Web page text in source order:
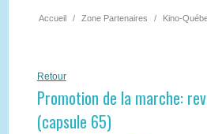
Accueil / Zone Partenaires / Kino-
Retour
Promotion de la marche:
(capsule 65)